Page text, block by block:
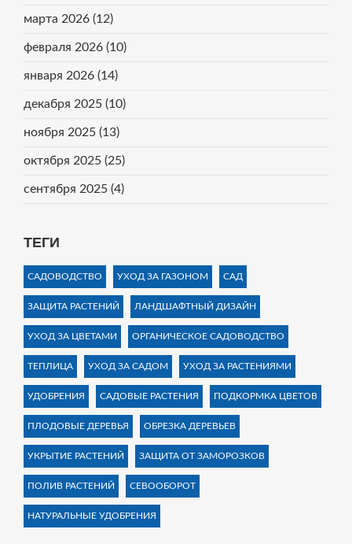
марта 2026 (12)
февраля 2026 (10)
января 2026 (14)
декабря 2025 (10)
ноября 2025 (13)
октября 2025 (25)
сентября 2025 (4)
ТЕГИ
САДОВОДСТВО УХОД ЗА ГАЗОНОМ САД
ЗАЩИТА РАСТЕНИЙ ЛАНДШАФТНЫЙ ДИЗАЙН
УХОД ЗА ЦВЕТАМИ ОРГАНИЧЕСКОЕ САДОВОДСТВО
ТЕПЛИЦА УХОД ЗА САДОМ УХОД ЗА РАСТЕНИЯМИ
УДОБРЕНИЯ САДОВЫЕ РАСТЕНИЯ ПОДКОРМКА ЦВЕТОВ
ПЛОДОВЫЕ ДЕРЕВЬЯ ОБРЕЗКА ДЕРЕВЬЕВ
УКРЫТИЕ РАСТЕНИЙ ЗАЩИТА ОТ ЗАМОРОЗКОВ
ПОЛИВ РАСТЕНИЙ СЕВООБОРОТ
НАТУРАЛЬНЫЕ УДОБРЕНИЯ